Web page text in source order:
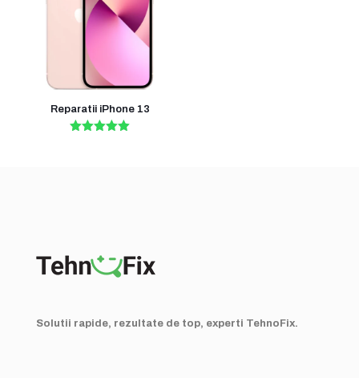
Reparatii iPhone 13
Solutii rapide, rezultate de top, experti TehnoFix.